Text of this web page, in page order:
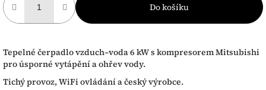
Do košíku
Tepelné čerpadlo vzduch–voda 6 kW s kompresorem Mitsubishi
pro úsporné vytápění a ohřev vody.
Tichý provoz, WiFi ovládání a český výrobce.